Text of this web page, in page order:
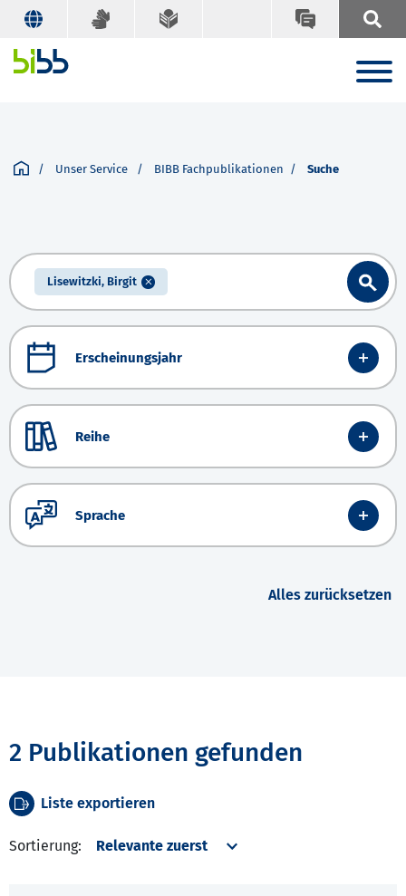
Unser Service BIBB Fachpublikationen Suche
Lisewitzki, Birgit
Erscheinungsjahr
Reihe
Sprache
Alles zurücksetzen
2 Publikationen gefunden
Liste exportieren
Sortierung: